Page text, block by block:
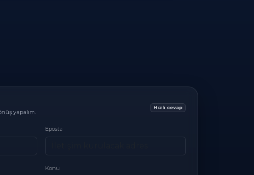
yapalım.
Hızlı cevap
Eposta
Konu